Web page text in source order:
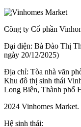
Công ty Cổ phần
Đại diện: Bà Đào Thị
ngày 20/12/2025)
Địa chỉ: Tòa nhà văn
Khu đô thị sinh thái
Long Biên, Thành phố
2024 Vinhomes
Hệ sinh thái: